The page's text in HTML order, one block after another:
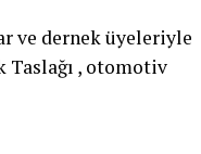
ve dernek üyeleriyle
Taslağı , otomotiv